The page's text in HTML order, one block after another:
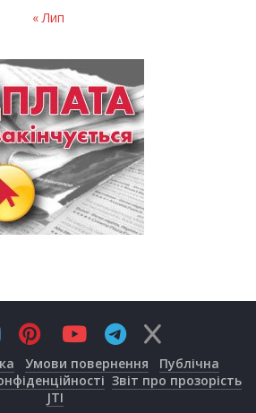
« Лип
Умови повернення
Публічна
Звіт про прозорість
JTI